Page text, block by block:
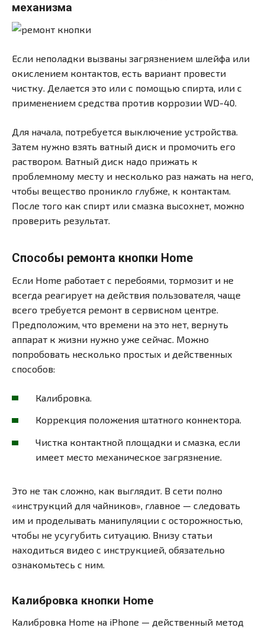
механизма
Если неполадки вызваны загрязнением шлейфа или
окислением контактов, есть вариант провести
чистку. Делается это или с помощью спирта, или с
применением средства против коррозии WD-40.
Для начала, потребуется выключение устройства.
Затем нужно взять ватный диск и промочить его
раствором. Ватный диск надо прижать к
проблемному месту и несколько раз нажать на него,
чтобы вещество проникло глубже, к контактам.
После того как спирт или смазка высохнет, можно
проверить результат.
Способы ремонта кнопки Home
Если Home работает с перебоями, тормозит и не
всегда реагирует на действия пользователя, чаще
всего требуется ремонт в сервисном центре.
Предположим, что времени на это нет, вернуть
аппарат к жизни нужно уже сейчас. Можно
попробовать несколько простых и действенных
способов:
Калибровка.
Коррекция положения штатного коннектора.
Чистка контактной площадки и смазка, если
имеет место механическое загрязнение.
Это не так сложно, как выглядит. В сети полно
«инструкций для чайников», главное — следовать
им и проделывать манипуляции с осторожностью,
чтобы не усугубить ситуацию. Внизу статьи
находиться видео с инструкцией, обязательно
ознакомьтесь с ним.
Калибровка кнопки Home
Калибровка Home на iPhone — действенный метод